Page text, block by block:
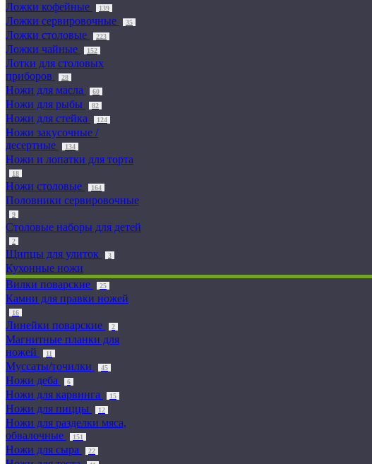
Ложки кофейные 139
Ложки сервировочные 35
Ложки столовые 223
Ложки чайные 152
Лотки для столовых
приборов
28
Ножи для масла 60
Ножи для рыбы 82
Ножи для стейка 124
Ножи закусочные /
десертные
134
Ножи и лопатки для торта
18
Ножи столовые 164
Половники сервировочные
9
Столовые наборы для детей
2
Щипцы для улиток 3
Кухонные ножи
Вилки поварские
25
Камни для правки ножей
16
Линейки поварские 2
Магнитные планки для
ножей
11
Муссаты/точилки 45
Ножи деба 6
Ножи для карвинга 15
Ножи для пиццы 12
Ножи для разделки мяса,
обвалочные
151
Ножи для сыра 22